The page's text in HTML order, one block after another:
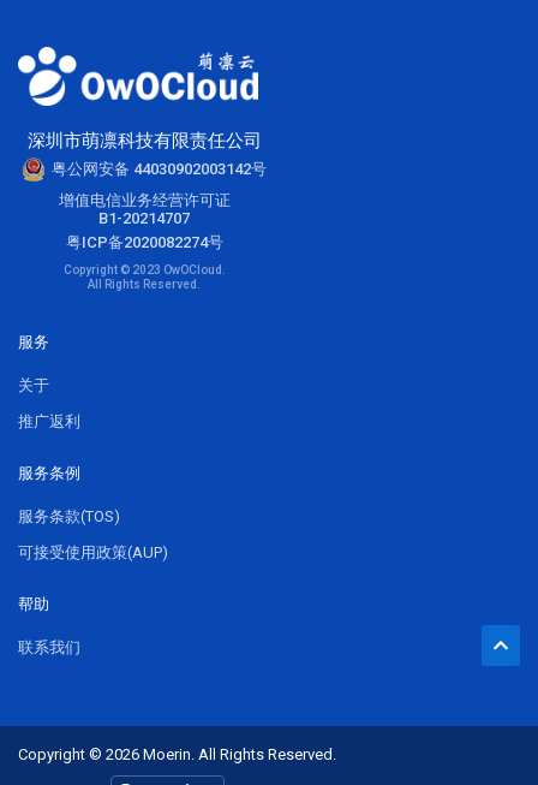
深圳市萌凛科技有限责任公司
粤公网安备 44030902003142号
增值电信业务经营许可证
B1-20214707
粤ICP备2020082274号
Copyright © 2023 OwOCloud.
All Rights Reserved.
服务
关于
推广返利
服务条例
服务条款(TOS)
可接受使用政策(AUP)
帮助
联系我们
Copyright © 2026 Moerin. All Rights Reserved.